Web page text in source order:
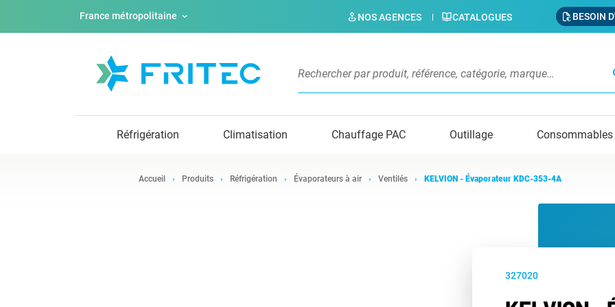
France métropolitaine NOS AGENCES CATALOGUES BESOIN
Réfrigération Climatisation Chauffage PAC Outillage Consommables
Accueil Produits Réfrigération Évaporateurs à air Ventilés KELVION - Évaporateur KDC-353-4A
327020